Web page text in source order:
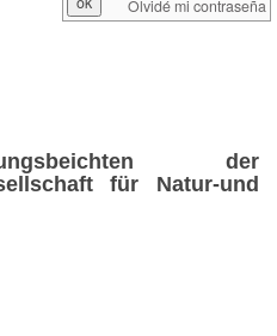
der
für Natur-und
Olvidé mi contraseña